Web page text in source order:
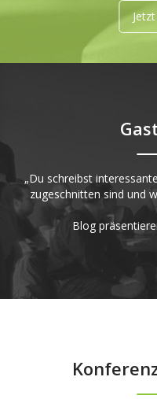
„Du schreibst
zugeschnitten sind und
Blog